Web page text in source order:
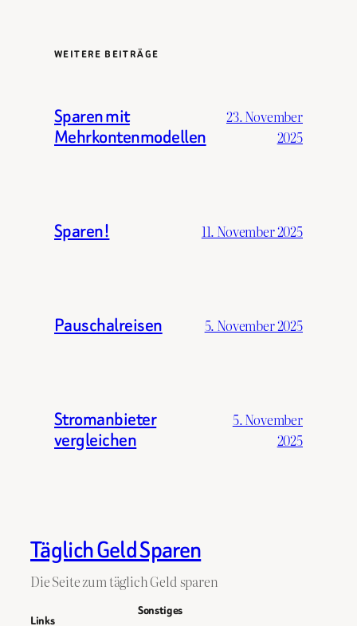
WEITERE BEITRÄGE
Sparen mit
Mehrkontenmodellen
23. November
2025
Sparen! 11. November 2025
Pauschalreisen 5. November 2025
Stromanbieter
vergleichen
5. November
2025
Täglich Geld Sparen
Die Seite zum täglich Geld sparen
Links
Sonstiges